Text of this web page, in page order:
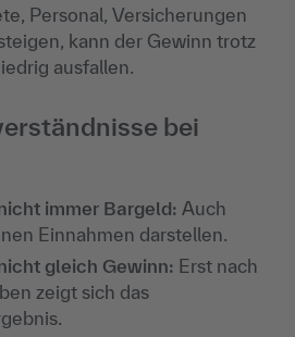
Personal, Versicherungen
kann der Gewinn trotz
ausfallen.
bei
immer Bargeld: Auch
Einnahmen darstellen.
gleich Gewinn: Erst nach
zeigt sich das